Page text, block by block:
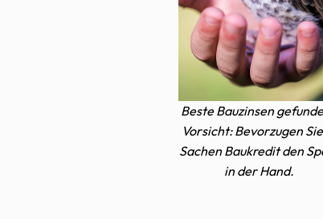
Beste Bauzinsen
Vorsicht: Bevorzugen
Sachen Baukredit den
in der Hand.